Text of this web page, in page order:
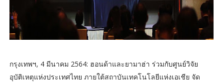
กรุงเทพฯ, 4 มีนาคม 2564: ฮอนด้าและยามาฮ่า ร่วมกับศูนย์วิจัย
อุบัติเหตุแห่งประเทศไทย ภายใต้สถาบันเทคโนโลยีแห่งเอเชีย จัด